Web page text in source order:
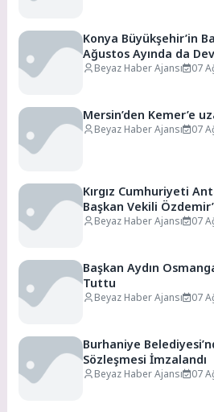
Konya Büyükşehir’in
Ağustos Ayında da
Beyaz Haber Ajansı 07
Mersin’den Kemer’e
Beyaz Haber Ajansı 07
Kırgız Cumhuriyeti
Başkan Vekili
Beyaz Haber Ajansı 07
Başkan Aydın
Tuttu
Beyaz Haber Ajansı 07
Burhaniye
Sözleşmesi İmzalandı
Beyaz Haber Ajansı 07